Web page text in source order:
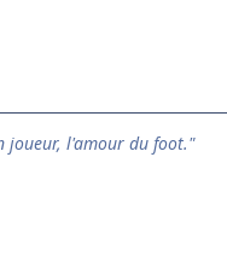
joueur, l'amour du foot."